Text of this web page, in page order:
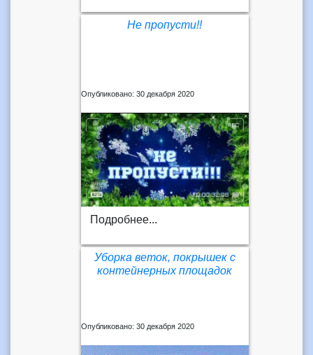
Не пропусти!!
Опубликовано: 30 декабря 2020
Подробнее...
Уборка веток, покрышек с
контейнерных площадок
Опубликовано: 30 декабря 2020